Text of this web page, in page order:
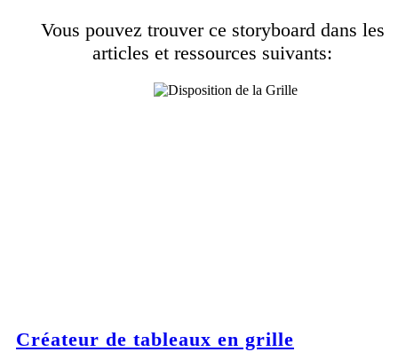
Vous pouvez trouver ce storyboard dans les
articles et ressources suivants:
Créateur de tableaux en grille